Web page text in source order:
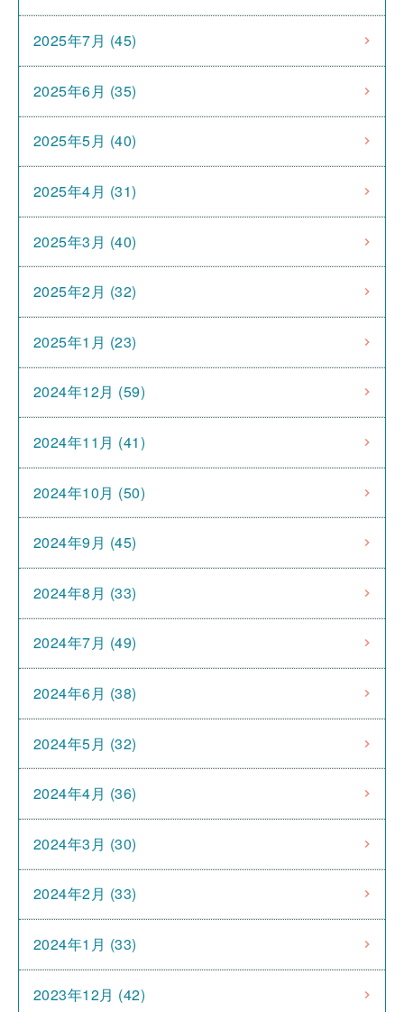
2025年7月 (45)
2025年6月 (35)
2025年5月 (40)
2025年4月 (31)
2025年3月 (40)
2025年2月 (32)
2025年1月 (23)
2024年12月 (59)
2024年11月 (41)
2024年10月 (50)
2024年9月 (45)
2024年8月 (33)
2024年7月 (49)
2024年6月 (38)
2024年5月 (32)
2024年4月 (36)
2024年3月 (30)
2024年2月 (33)
2024年1月 (33)
2023年12月 (42)